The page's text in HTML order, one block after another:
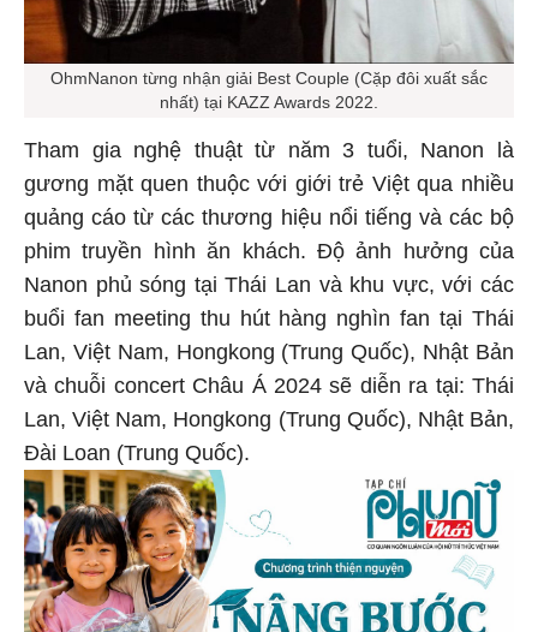
OhmNanon từng nhận giải Best Couple (Cặp đôi xuất sắc
nhất) tại KAZZ Awards 2022.
Tham gia nghệ thuật từ năm 3 tuổi, Nanon là
gương mặt quen thuộc với giới trẻ Việt qua nhiều
quảng cáo từ các thương hiệu nổi tiếng và các bộ
phim truyền hình ăn khách. Độ ảnh hưởng của
Nanon phủ sóng tại Thái Lan và khu vực, với các
buổi fan meeting thu hút hàng nghìn fan tại Thái
Lan, Việt Nam, Hongkong (Trung Quốc), Nhật Bản
và chuỗi concert Châu Á 2024 sẽ diễn ra tại: Thái
Lan, Việt Nam, Hongkong (Trung Quốc), Nhật Bản,
Đài Loan (Trung Quốc).